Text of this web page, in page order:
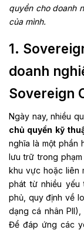
quyền cho doanh
của mình.
1.
doanh
Sovereign
Ngày nay, nhiều
chủ quyền kỹ
nghĩa là một phần
lưu trữ trong
khu vực hoặc liên
phát từ nhiều yếu
phủ, quy định về
dạng cá nhân
Để đáp ứng các